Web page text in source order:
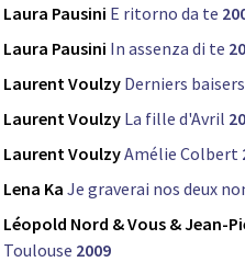
Laura Pausini E ritorno da te
Laura Pausini In assenza di te
Laurent Voulzy Derniers baisers
Laurent Voulzy La fille d'Avril
Laurent VoulzyAmélie Colbert
Lena Ka Je graverai nos deux
Léopold Nord & Vous & Jean-
Toulouse 2009